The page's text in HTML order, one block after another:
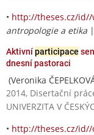
• http://theses.cz/
antropologie a etika |
Aktivníparticipace
dnesní pastoraci
(Veronika
2014, Disertační
UNIVERZITA V
• http://theses.cz/